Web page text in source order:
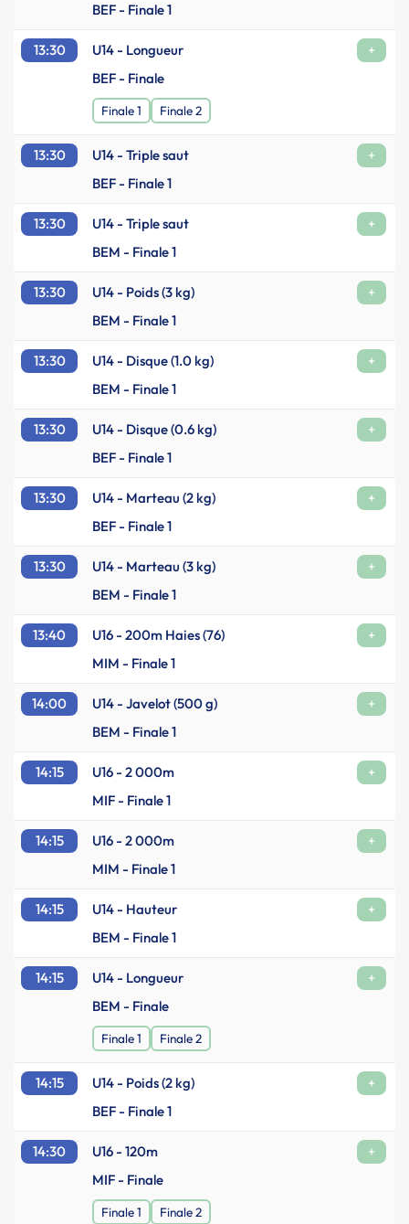
BEF - Finale 1
13:30 U14 - Longueur
+
BEF - Finale
Finale 1 Finale 2
13:30 U14 - Triple saut
+
BEF - Finale 1
13:30 U14 - Triple saut
+
BEM - Finale 1
13:30 U14 - Poids (3 kg)
+
BEM - Finale 1
13:30 U14 - Disque (1.0 kg)
+
BEM - Finale 1
13:30 U14 - Disque (0.6 kg)
+
BEF - Finale 1
13:30 U14 - Marteau (2 kg)
+
BEF - Finale 1
13:30 U14 - Marteau (3 kg)
+
BEM - Finale 1
13:40 U16 - 200m Haies (76)
+
MIM - Finale 1
14:00 U14 - Javelot (500 g)
+
BEM - Finale 1
14:15 U16 - 2 000m
+
MIF - Finale 1
14:15 U16 - 2 000m
+
MIM - Finale 1
14:15 U14 - Hauteur
+
BEM - Finale 1
14:15 U14 - Longueur
+
BEM - Finale
Finale 1 Finale 2
14:15 U14 - Poids (2 kg)
+
BEF - Finale 1
14:30 U16 - 120m
+
MIF - Finale
Finale 1 Finale 2